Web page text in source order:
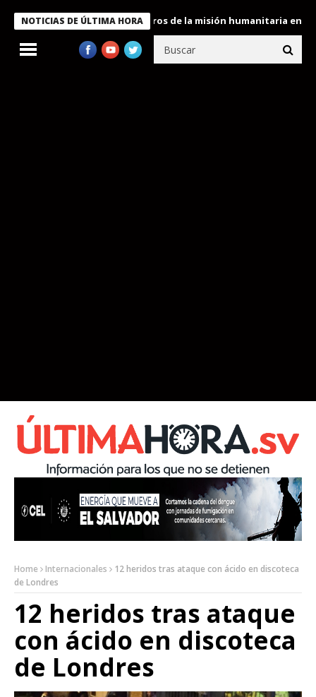
NOTICIAS DE ÚLTIMA HORA
condecora a miembros de la misión humanitaria enviada a
Home Internacionales
12 heridos tras ataque con ácido en discoteca
de Londres
12 heridos tras ataque
con ácido en discoteca
de Londres